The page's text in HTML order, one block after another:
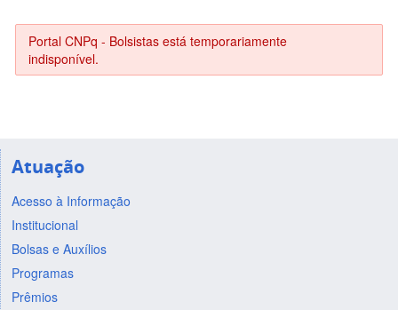
Portal CNPq - Bolsistas está temporariamente
indisponível.
Atuação
Acesso à Informação
Institucional
Bolsas e Auxílios
Programas
Prêmios